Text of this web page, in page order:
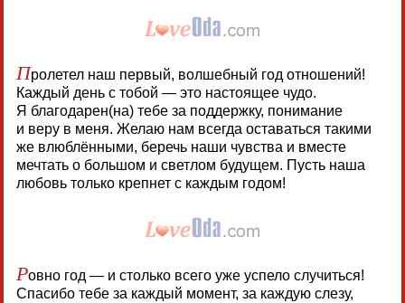
Пролетел наш первый, волшебный год отношений!
Каждый день с тобой — это настоящее чудо.
Я благодарен(на) тебе за поддержку, понимание
и веру в меня. Желаю нам всегда оставаться такими
же влюблёнными, беречь наши чувства и вместе
мечтать о большом и светлом будущем. Пусть наша
любовь только крепнет с каждым годом!
Ровно год — и столько всего уже успело случиться!
Спасибо тебе за каждый момент, за каждую слезу,